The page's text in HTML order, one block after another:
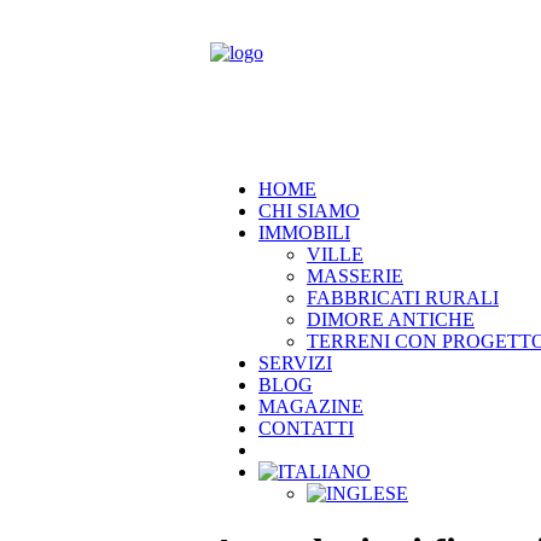
HOME
CHI SIAMO
IMMOBILI
VILLE
MASSERIE
FABBRICATI RURALI
DIMORE ANTICHE
TERRENI CON
SERVIZI
BLOG
MAGAZINE
CONTATTI